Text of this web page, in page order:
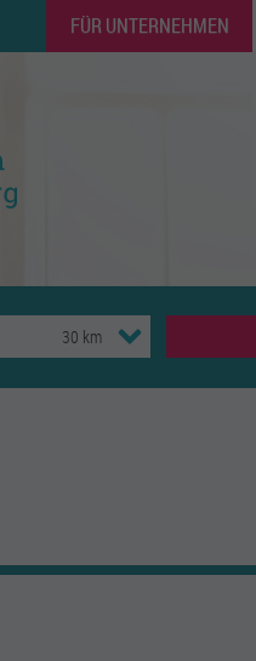
FÜR UNTERNEHMEN